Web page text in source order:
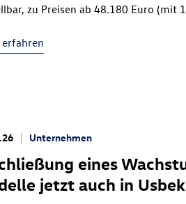
zu Preisen ab 48.180 Euro (mit
prägt und zum Erfolg der Marke
Unternehmen
eines
jetzt auch in